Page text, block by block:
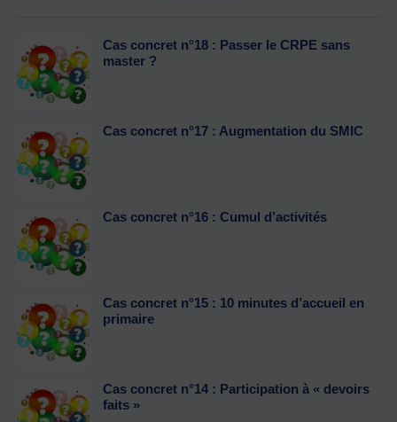
Cas concret n°18 : Passer le CRPE sans
master ?
Cas concret n°17 : Augmentation du SMIC
Cas concret n°16 : Cumul d’activités
Cas concret n°15 : 10 minutes d’accueil en
primaire
Cas concret n°14 : Participation à « devoirs
faits »